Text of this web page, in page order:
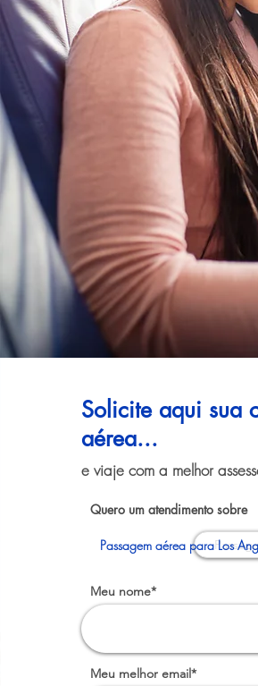
Solicite aqui sua
aérea...
e viaje com a melhor
Quero um atendimento sobre
Passagem aérea para Los
Meu nome*
Meu melhor email*